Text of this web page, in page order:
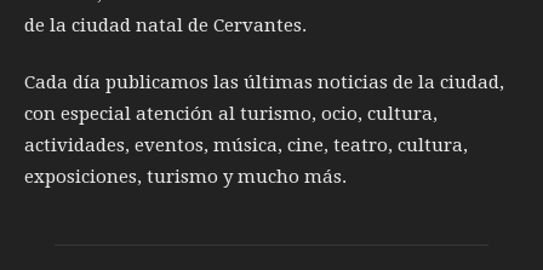
de la ciudad natal de Cervantes.
Cada día publicamos las últimas noticias de la ciudad,
con especial atención al turismo, ocio, cultura,
actividades, eventos, música, cine, teatro, cultura,
exposiciones, turismo y mucho más.